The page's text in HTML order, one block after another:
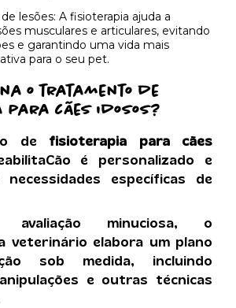
musculares e articulares, evitando
e garantindo uma vida mais
para o seu pet.
o tratamento de
para cães idosos?
de fisioterapia para cães
é personalizado e
específicas de
avaliação minuciosa, o
veterinário elabora um plano
sob medida, incluindo
e outras técnicas